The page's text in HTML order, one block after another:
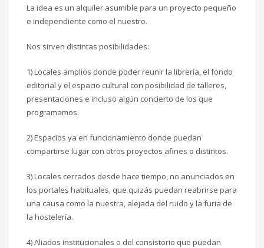
La idea es un alquiler asumible para un proyecto pequeño
e independiente como el nuestro.
Nos sirven distintas posibilidades:
1) Locales amplios donde poder reunir la librería, el fondo
editorial y el espacio cultural con posibilidad de talleres,
presentaciones e incluso algún concierto de los que
programamos.
2) Espacios ya en funcionamiento donde puedan
compartirse lugar con otros proyectos afines o distintos.
3) Locales cerrados desde hace tiempo, no anunciados en
los portales habituales, que quizás puedan reabrirse para
una causa como la nuestra, alejada del ruido y la furia de
la hostelería.
4) Aliados institucionales o del consistorio que puedan